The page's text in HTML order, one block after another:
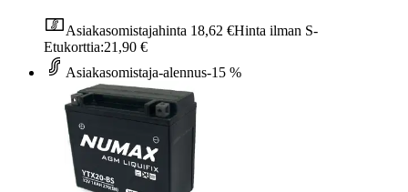
Asiakasomistajahinta 18,62 €Hinta ilman S-
Etukorttia:21,90 €
Asiakasomistaja-alennus-15 %